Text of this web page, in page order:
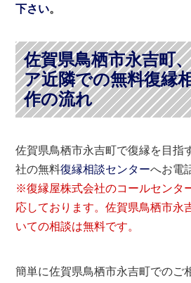
下さい。
佐賀県鳥栖市永吉町
ア近隣での無料復縁
作の流れ
佐賀県鳥栖市永吉町で復縁を目指
社の無料復縁相談センターへお電
※復縁屋株式会社のコールセンタ
応しております。佐賀県鳥栖市永
いての相談は無料です。
簡単に佐賀県鳥栖市永吉町でのご